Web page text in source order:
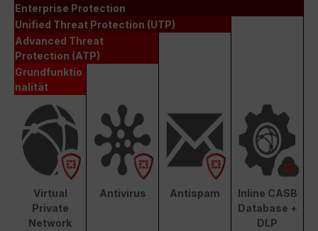
Enterprise Protection
Unified Threat Protection (UTP)
Advanced Threat
Protection (ATP)
Grundfunktio
nalität
Virtual
Private
Network
Antivirus Antispam
Inline CASB
Database +
DLP